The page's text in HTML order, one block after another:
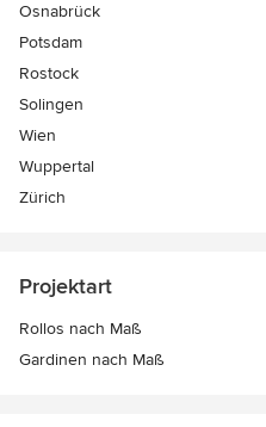
Osnabrück
Potsdam
Rostock
Solingen
Wien
Wuppertal
Zürich
Projektart
Rollos nach Maß
Gardinen nach Maß